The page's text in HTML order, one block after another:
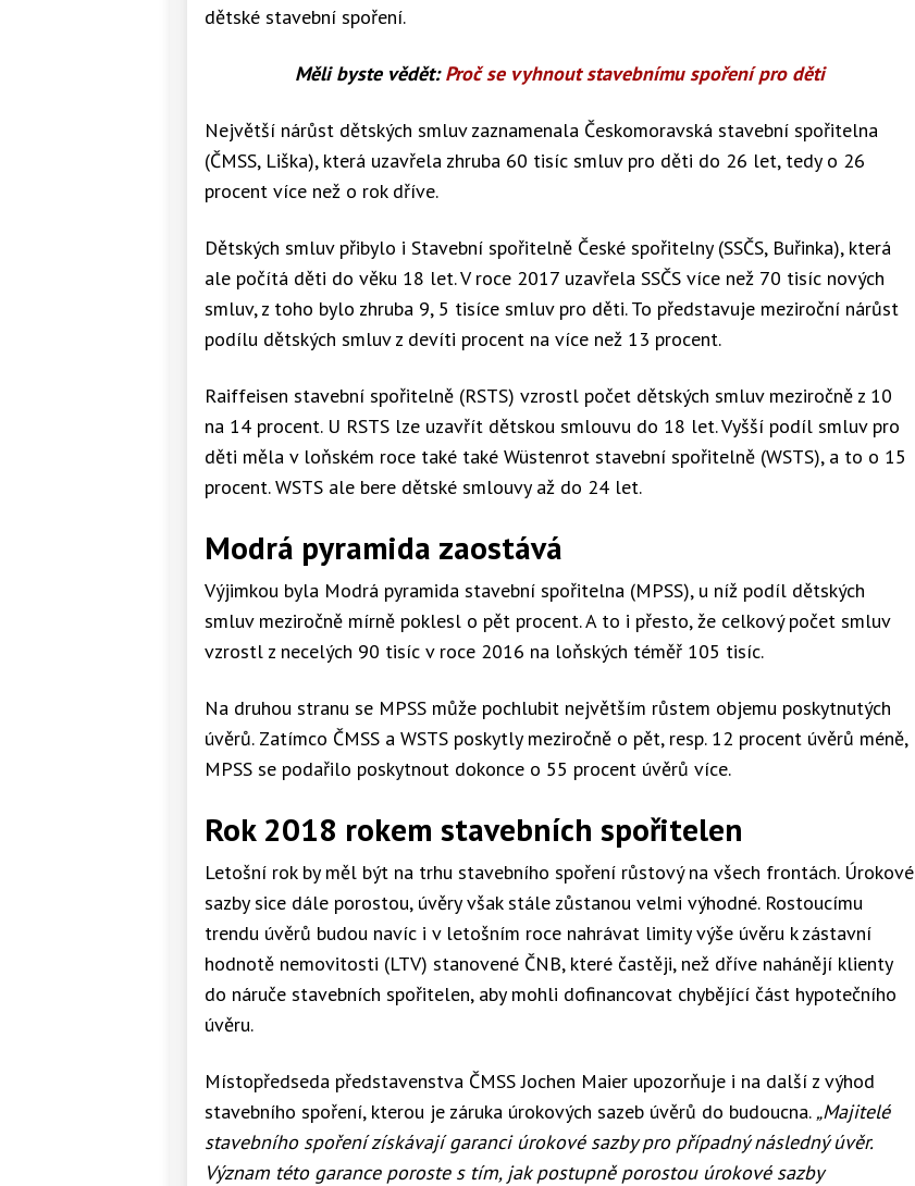
dětské stavební spoření.
Měli byste vědět:Proč se vyhnout stavebnímu spoření pro děti
Největší nárůst dětských smluv zaznamenala Českomoravská stavební spořitelna
(ČMSS, Liška), která uzavřela zhruba 60 tisíc smluv pro děti do 26 let, tedy o 26
procent více než o rok dříve.
Dětských smluv přibylo i Stavební spořitelně České spořitelny (SSČS, Buřinka), která
ale počítá děti do věku 18 let. V roce 2017 uzavřela SSČS více než 70 tisíc nových
smluv, z toho bylo zhruba 9, 5 tisíce smluv pro děti. To představuje meziroční nárůst
podílu dětských smluv z devíti procent na více než 13 procent.
Raiffeisen stavební spořitelně (RSTS) vzrostl počet dětských smluv meziročně z 10
na 14 procent. U RSTS lze uzavřít dětskou smlouvu do 18 let. Vyšší podíl smluv pro
děti měla v loňském roce také také Wüstenrot stavební spořitelně (WSTS), a to o 15
procent. WSTS ale bere dětské smlouvy až do 24 let.
Modrá pyramida zaostává
Výjimkou byla Modrá pyramida stavební spořitelna (MPSS), u níž podíl dětských
smluv meziročně mírně poklesl o pět procent. A to i přesto, že celkový počet smluv
vzrostl z necelých 90 tisíc v roce 2016 na loňských téměř 105 tisíc.
Na druhou stranu se MPSS může pochlubit největším růstem objemu poskytnutých
úvěrů. Zatímco ČMSS a WSTS poskytly meziročně o pět, resp. 12 procent úvěrů méně,
MPSS se podařilo poskytnout dokonce o 55 procent úvěrů více.
Rok 2018 rokem stavebních spořitelen
Letošní rok by měl být na trhu stavebního spoření růstový na všech frontách. Úrokové
sazby sice dále porostou, úvěry však stále zůstanou velmi výhodné. Rostoucímu
trendu úvěrů budou navíc i v letošním roce nahrávat limity výše úvěru k zástavní
hodnotě nemovitosti (LTV) stanovené ČNB, které častěji, než dříve nahánějí klienty
do náruče stavebních spořitelen, aby mohli dofinancovat chybějící část hypotečního
úvěru.
Místopředseda představenstva ČMSS Jochen Maier upozorňuje i na další z výhod
stavebního spoření, kterou je záruka úrokových sazeb úvěrů do budoucna. „Majitelé
stavebního spoření získávají garanci úrokové sazby pro případný následný úvěr.
Význam této garance poroste s tím, jak postupně porostou úrokové sazby